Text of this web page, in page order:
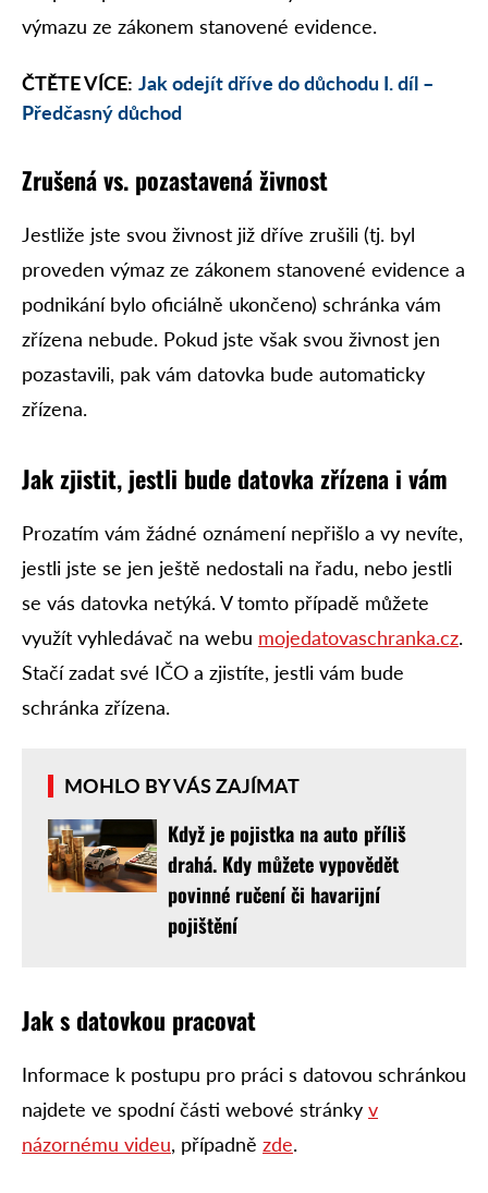
výmazu ze zákonem stanovené evidence.
ČTĚTE VÍCE: Jak odejít dříve do důchodu I. díl –
Předčasný důchod
Zrušená vs. pozastavená živnost
Jestliže jste svou živnost již dříve zrušili (tj. byl
proveden výmaz ze zákonem stanovené evidence a
podnikání bylo oficiálně ukončeno) schránka vám
zřízena nebude. Pokud jste však svou živnost jen
pozastavili, pak vám datovka bude automaticky
zřízena.
Jak zjistit, jestli bude datovka zřízena i vám
Prozatím vám žádné oznámení nepřišlo a vy nevíte,
jestli jste se jen ještě nedostali na řadu, nebo jestli
se vás datovka netýká. V tomto případě můžete
využít vyhledávač na webu mojedatovaschranka.cz.
Stačí zadat své IČO a zjistíte, jestli vám bude
schránka zřízena.
MOHLO BY VÁS ZAJÍMAT
Když je pojistka na auto příliš
drahá. Kdy můžete vypovědět
povinné ručení či havarijní
pojištění
Jak s datovkou pracovat
Informace k postupu pro práci s datovou schránkou
najdete ve spodní části webové stránky v
názornému videu, případně zde.